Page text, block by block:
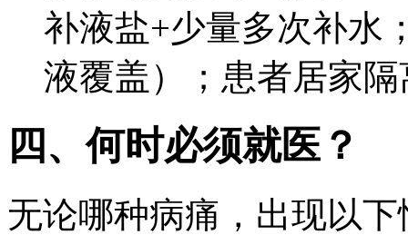
补液盐+少量多次补水
液覆盖）；患者居家
四、何时必须就医？
无论哪种病痛，出现以